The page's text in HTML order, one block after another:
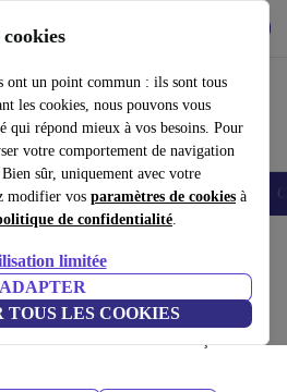
ont un point commun : ils sont tous
les cookies, nous pouvons vous
qui répond mieux à vos besoins. Pour
votre comportement de navigation
sûr, uniquement avec votre
modifier vos paramètres de cookies à
de confidentialité.
limitée
ADAPTER
TOUS LES COOKIES
et facilement
Montres connectées Accessoires
moins de 1400€ – économisez jusqu'à 40
de 12 mois. Achetez de façon